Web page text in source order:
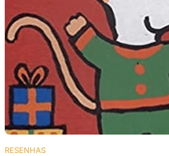
RESENHAS